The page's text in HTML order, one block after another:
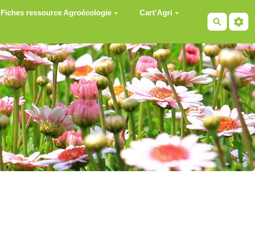
Fiches ressource Agroécologie Cart'Agri